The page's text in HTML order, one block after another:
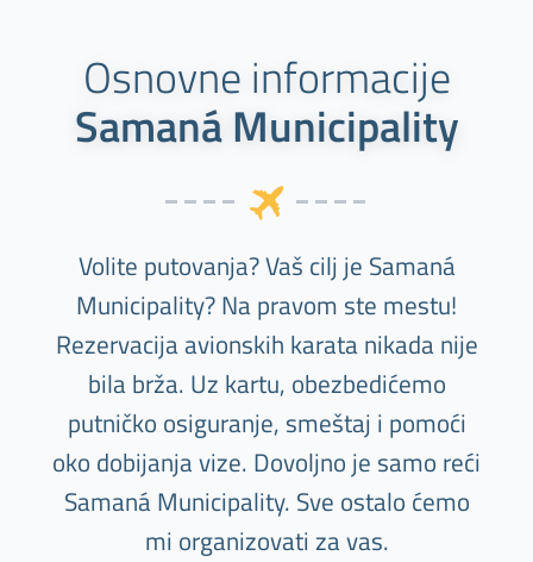
Osnovne informacije
Samaná Municipality
Volite putovanja? Vaš cilj je Samaná
Municipality? Na pravom ste mestu!
Rezervacija avionskih karata nikada nije
bila brža. Uz kartu, obezbedićemo
putničko osiguranje, smeštaj i pomoći
oko dobijanja vize. Dovoljno je samo reći
Samaná Municipality. Sve ostalo ćemo
mi organizovati za vas.